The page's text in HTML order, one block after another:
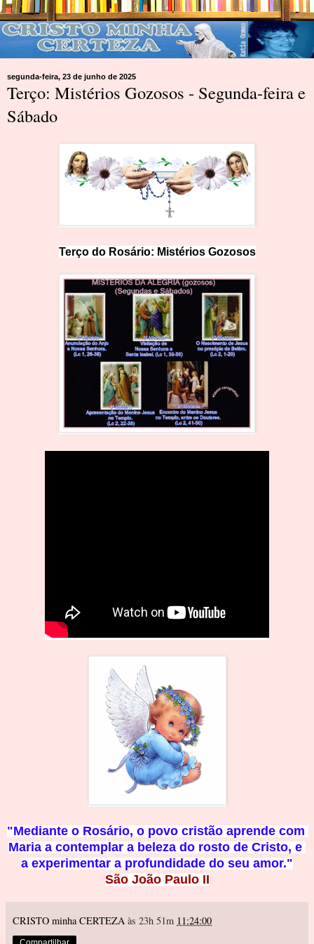
segunda-feira, 23 de junho de 2025
Terço: Mistérios Gozosos - Segunda-feira e
Sábado
Terço do Rosário: Mistérios Gozosos
"Mediante o Rosário, o povo cristão aprende com
Maria a contemplar a beleza do rosto de Cristo, e
a experimentar a profundidade do seu amor."
São João Paulo II
CRISTO minha CERTEZA às 23h 51m 11:24:00